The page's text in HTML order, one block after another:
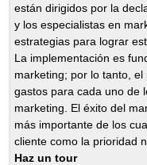
están dirigidos por la
y los especialistas en
estrategias para lograr
La implementación es
marketing; por lo tanto,
gastos para cada uno de
marketing. El éxito del
más importante de los
cliente como la prioridad
Haz un tour